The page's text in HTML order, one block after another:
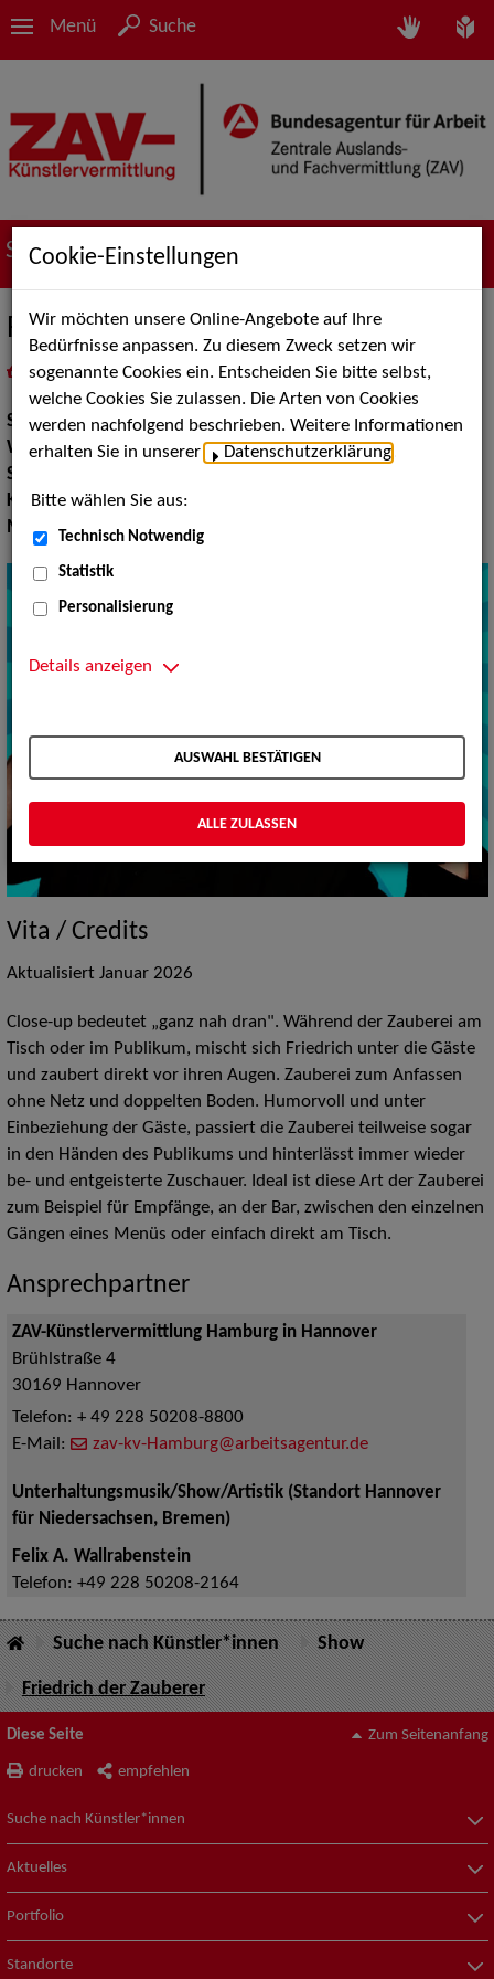
Menü Suche
Suche nach Künstler*innen
Friedrich der Zauberer
als PDF speichern
inMeine Merklistelegen
Show:Kinderunterhaltung
Walk Acts Animation:Tischzauberei
Show Acts:
Kinderunterhaltung:Kindershows
Moderation:Moderator / Moderatorin
Vita / Credits
Aktualisiert Januar 2026
Close-up bedeutet „ganz nah dran". Während der Zauberei am
Tisch oder im Publikum, mischt sich Friedrich unter die Gäste
und zaubert direkt vor ihren Augen. Zauberei zum Anfassen
ohne Netz und doppelten Boden. Humorvoll und unter
Einbeziehung der Gäste, passiert die Zauberei teilweise sogar
in den Händen des Publikums und hinterlässt immer wieder
be- und entgeisterte Zuschauer. Ideal ist diese Art der Zauberei
zum Beispiel für Empfänge, an der Bar, zwischen den einzelnen
Gängen eines Menüs oder einfach direkt am Tisch.
Ansprechpartner
ZAV-Künstlervermittlung Hamburg in Hannover
Brühlstraße 4
30169 Hannover
Telefon: + 49 228 50208-8800
E-Mail:
zav-kv-Hamburg@arbeitsagentur.de
Unterhaltungsmusik/Show/Artistik (Standort Hannover
für Niedersachsen, Bremen)
Felix A. Wallrabenstein
Telefon: +49 228 50208-2164
Suche nach Künstler*innen Show
Friedrich der Zauberer
Diese Seite
drucken empfehlen
Zum Seitenanfang
Suche nach Künstler*innen
Aktuelles
Portfolio
Standorte
Cookie-Einstellungen
Wir möchten unsere Online-Angebote auf Ihre
Bedürfnisse anpassen. Zu diesem Zweck setzen wir
sogenannte Cookies ein. Entscheiden Sie bitte selbst,
welche Cookies Sie zulassen. Die Arten von Cookies
werden nachfolgend beschrieben. Weitere Informationen
erhalten Sie in unserer
Datenschutzerklärung
Bitte wählen Sie aus:
Technisch Notwendig
Statistik
Personalisierung
Details anzeigen
AUSWAHL BESTÄTIGEN
ALLE ZULASSEN